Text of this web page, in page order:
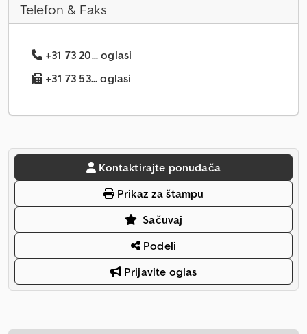
Telefon & Faks
+31 73 20... oglasi
+31 73 53... oglasi
Kontaktirajte ponuđača
Prikaz za štampu
Sačuvaj
Podeli
Prijavite oglas